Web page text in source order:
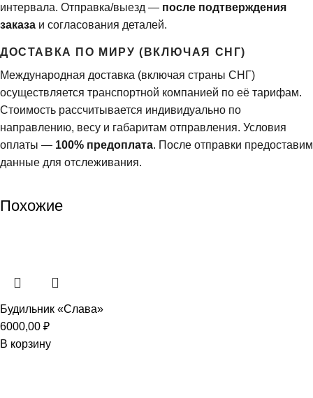
интервала. Отправка/выезд — после подтверждения
заказа и согласования деталей.
ДОСТАВКА ПО МИРУ (ВКЛЮЧАЯ СНГ)
Международная доставка (включая страны СНГ)
осуществляется транспортной компанией по её тарифам.
Стоимость рассчитывается индивидуально по
направлению, весу и габаритам отправления. Условия
оплаты — 100% предоплата. После отправки предоставим
данные для отслеживания.
Похожие
Будильник «Слава»
6000,00 ₽
В корзину